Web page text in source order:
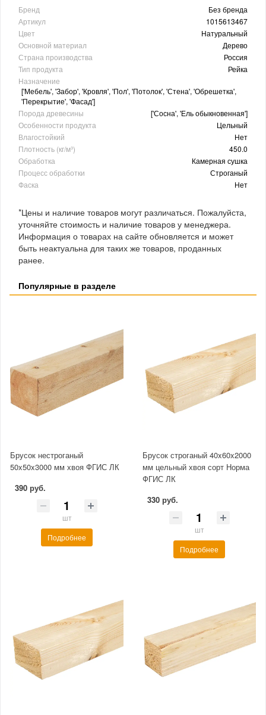
Бренд
Без бренда
Артикул
1015613467
Цвет
Натуральный
Основной материал
Дерево
Страна производства
Россия
Тип продукта
Рейка
Назначение
['Мебель', 'Забор', 'Кровля', 'Пол', 'Потолок', 'Стена', 'Обрешетка',
'Перекрытие', 'Фасад']
Порода древесины
['Сосна', 'Ель обыкновенная']
Особенности продукта
Цельный
Влагостойкий
Нет
Плотность (кг/м³)
450.0
Обработка
Камерная сушка
Процесс обработки
Строганый
Фаска
Нет
*Цены и наличие товаров могут различаться. Пожалуйста,
уточняйте стоимость и наличие товаров у менеджера.
Информация о товарах на сайте обновляется и может
быть неактуальна для таких же товаров, проданных
ранее.
Популярные в разделе
Брусок нестроганый
50x50x3000 мм хвоя ФГИС ЛК
390 руб.
шт
Подробнее
Брусок строганый 40x60x2000
мм цельный хвоя сорт Норма
ФГИС ЛК
330 руб.
шт
Подробнее